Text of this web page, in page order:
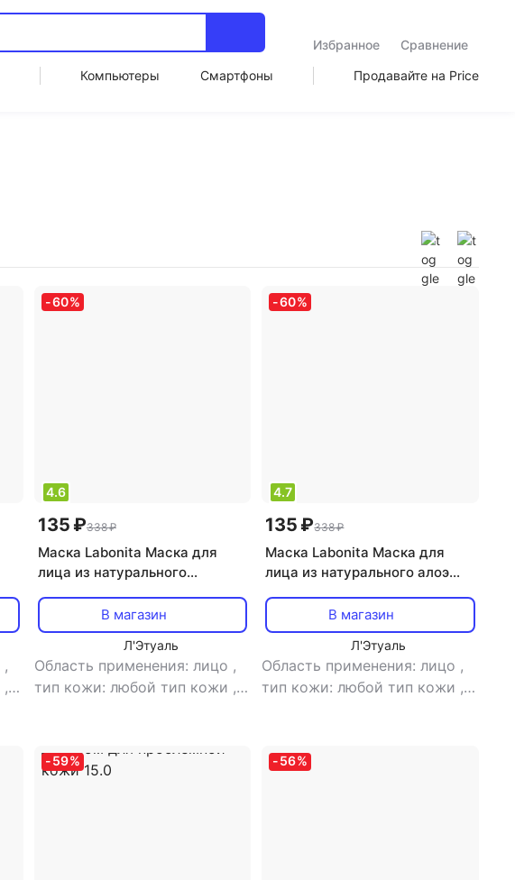
Избранное
Сравнение
Компьютеры Смартфоны Продавайте на Price
,
,
-60%
4.6
135 ₽338 ₽
Маска Labonita Маска для
лица из натурального
В магазин
Л'Этуаль
Область применения: лицо ,
тип кожи: любой тип кожи ,
-60%
4.7
135 ₽338 ₽
Маска Labonita Маска для
лица из натурального алоэ
В магазин
Л'Этуаль
Область применения: лицо ,
тип кожи: любой тип кожи ,
-59% -56%